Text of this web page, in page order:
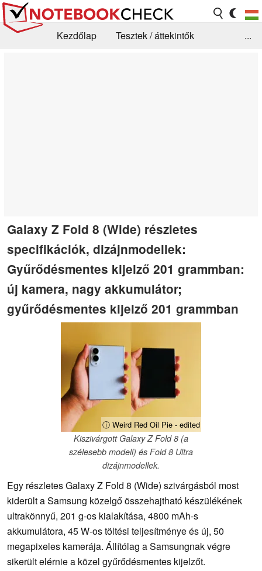
Kezdőlap
Tesztek / áttekintők
...
Galaxy Z Fold 8 (Wide) részletes
specifikációk, dizájnmodellek:
Gyűrődésmentes kijelző 201 grammban:
új kamera, nagy akkumulátor;
gyűrődésmentes kijelző 201 grammban
ⓘ Weird Red Oil Pie - edited
Kiszivárgott Galaxy Z Fold 8 (a
szélesebb modell) és Fold 8 Ultra
dizájnmodellek.
Egy részletes Galaxy Z Fold 8 (Wide) szivárgásból most
kiderült a Samsung közelgő összehajtható készülékének
ultrakönnyű, 201 g-os kialakítása, 4800 mAh-s
akkumulátora, 45 W-os töltési teljesítménye és új, 50
megapixeles kamerája. Állítólag a Samsungnak végre
sikerült elérnie a közel gyűrődésmentes kijelzőt.